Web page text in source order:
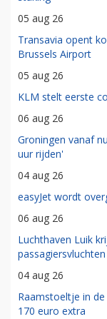
05 aug 26
Transavia opent
Brussels Airport
05 aug 26
KLM stelt eerste
06 aug 26
Groningen vanaf
uur rijden'
04 aug 26
easyJet wordt
06 aug 26
Luchthaven Luik
04 aug 26
Raamstoeltje in
170 euro extra